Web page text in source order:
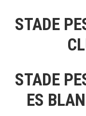
STADE
STADE
ES